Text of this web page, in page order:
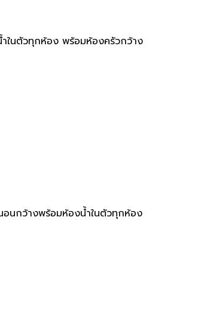
ในตัวทุกห้อง พร้อมห้องครัวกว้าง
นกว้างพร้อมห้องน้ำในตัวทุกห้อง